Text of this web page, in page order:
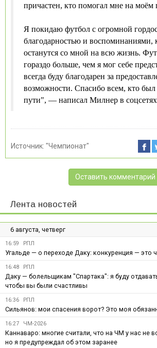
причастен, кто помогал мне на моём
Я покидаю футбол с огромной
благодарностью и воспоминаниями,
останутся со мной на всю жизнь.
гораздо больше, чем я мог себе
всегда буду благодарен за
возможности. Спасибо всем, кто был
пути", — написал Милнер в
Источник: "Чемпионат"
Оставить комментарий
Лента новостей
6 августа, четверг
16:59 РПЛ
Угальде — о переходе Даку: конкуренция — это
16:48 РПЛ
Даку — болельщикам "Спартака": я буду
чтобы вы были счастливы
16:36 РПЛ
Сильянов: мои спасения ворот? Это моя
16:27 ЧМ-2026
Каннаваро: многие считали, что на ЧМ у нас не
но я предупреждал об этом заранее